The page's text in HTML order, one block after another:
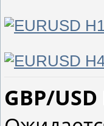
GBP/